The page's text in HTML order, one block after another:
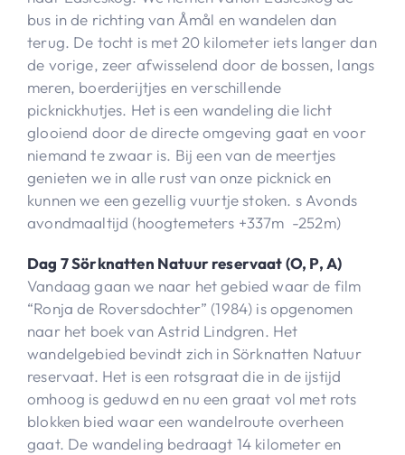
bus in de richting van Åmål en wandelen dan
terug. De tocht is met 20 kilometer iets langer dan
de vorige, zeer afwisselend door de bossen, langs
meren, boerderijtjes en verschillende
picknickhutjes. Het is een wandeling die licht
glooiend door de directe omgeving gaat en voor
niemand te zwaar is. Bij een van de meertjes
genieten we in alle rust van onze picknick en
kunnen we een gezellig vuurtje stoken. s Avonds
avondmaaltijd (hoogtemeters +337m -252m)
Dag 7 Sörknatten Natuur reservaat (O, P, A)
Vandaag gaan we naar het gebied waar de film
“Ronja de Roversdochter” (1984) is opgenomen
naar het boek van Astrid Lindgren. Het
wandelgebied bevindt zich in Sörknatten Natuur
reservaat. Het is een rotsgraat die in de ijstijd
omhoog is geduwd en nu een graat vol met rots
blokken bied waar een wandelroute overheen
gaat. De wandeling bedraagt 14 kilometer en